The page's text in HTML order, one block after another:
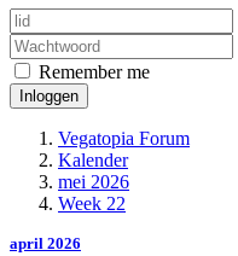
Remember me
Inloggen
Vegatopia Forum
Kalender
mei 2026
Week 22
april 2026